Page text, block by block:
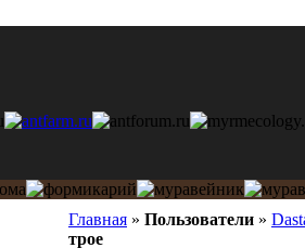
Главная » Пользователи »
трое